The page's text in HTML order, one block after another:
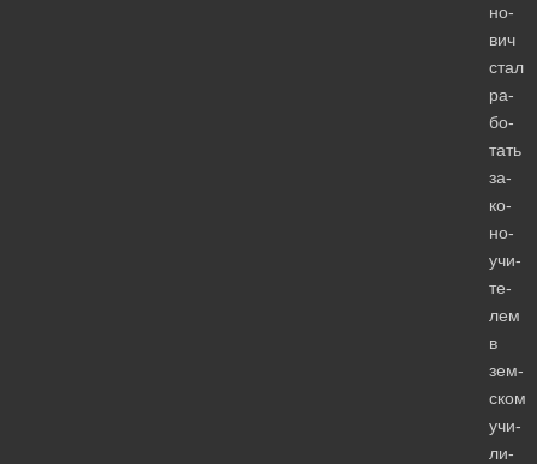
но­
вич
стал
ра­
бо­
тать
за­
ко­
но­
учи­
те­
лем
в
зем­
ском
учи­
ли­